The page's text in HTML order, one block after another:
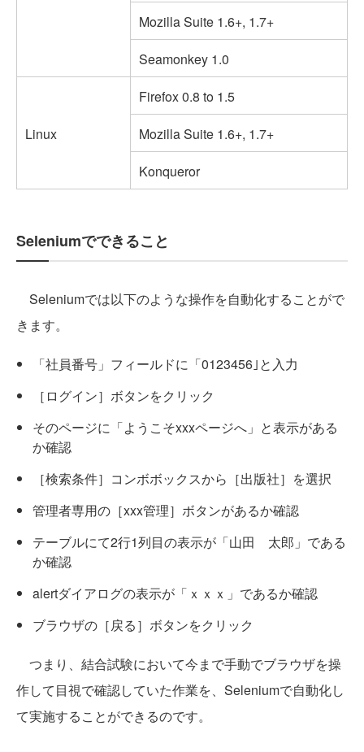
Mozilla Suite 1.6+, 1.7+
Seamonkey 1.0
Linux
Firefox 0.8 to 1.5
Mozilla Suite 1.6+, 1.7+
Konqueror
Seleniumでできること
Seleniumでは以下のような操作を自動化することがで
きます。
「社員番号」フィールドに「0123456｣と入力
［ログイン］ボタンをクリック
そのページに「ようこそxxxページへ」と表示がある
か確認
［検索条件］コンボボックスから［出版社］を選択
管理者専用の［xxx管理］ボタンがあるか確認
テーブルにて2行1列目の表示が「山田 太郎」である
か確認
alertダイアログの表示が「ｘｘｘ」であるか確認
ブラウザの［戻る］ボタンをクリック
つまり、結合試験において今まで手動でブラウザを操
作して目視で確認していた作業を、Seleniumで自動化し
て実施することができるのです。